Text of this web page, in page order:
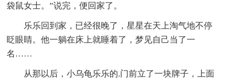
袋鼠女士。”说完，便回家了。
乐乐回到家，已经很晚了，星星在天上淘气地不停
眨眼睛。他一躺在床上就睡着了，梦见自己当了一
名……
从那以后，小乌龟乐乐的.门前立了一块牌子，上面